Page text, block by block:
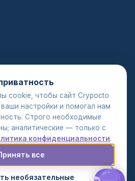
Все права защищены.
cookie, чтобы сайт Crypocto
настройки и помогал нам
Строго необходимые
аналитические — только с
конфиденциальности.
необязательные
все